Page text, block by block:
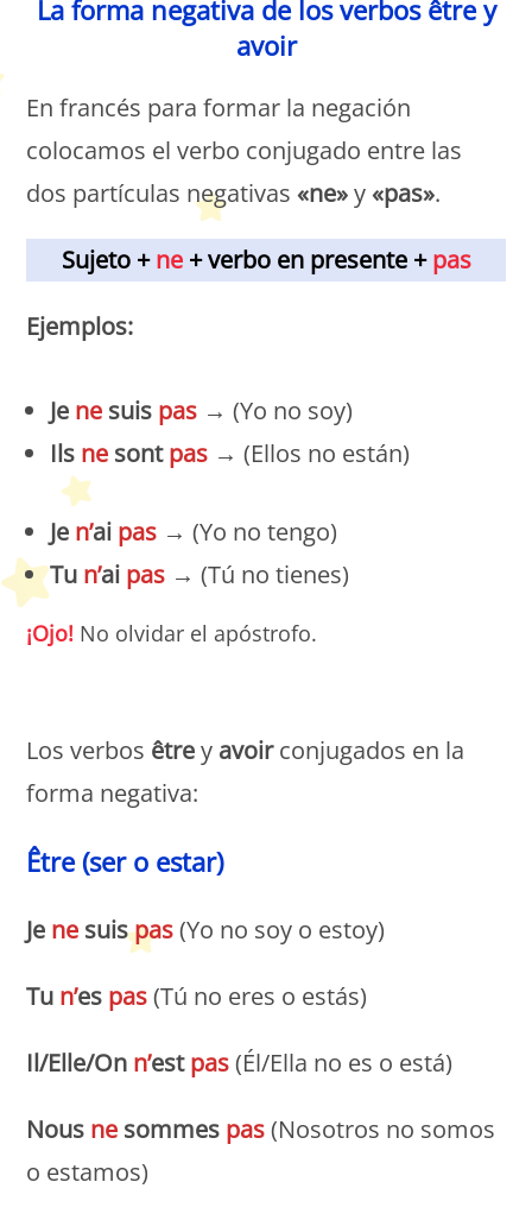
La forma negativa de los verbos être y
avoir
En francés para formar la negación
colocamos el verbo conjugado entre las
dos partículas negativas«ne»y«pas».
Sujeto + ne + verbo en presente + pas
Ejemplos:
Je ne suis pas → (Yo no soy)
Ils ne sontpas → (Ellos no están)
Je n’ai pas → (Yo no tengo)
Tu n’ai pas → (Tú no tienes)
¡Ojo! No olvidar el apóstrofo.
Los verbos êtrey avoirconjugados en la
forma negativa:
Être (ser o estar)
Je ne suispas(Yo no soy o estoy)
Tu n’es pas(Tú no eres o estás)
Il/Elle/On n’est pas(Él/Ella no es o está)
Nous ne sommes pas(Nosotros no somos
o estamos)